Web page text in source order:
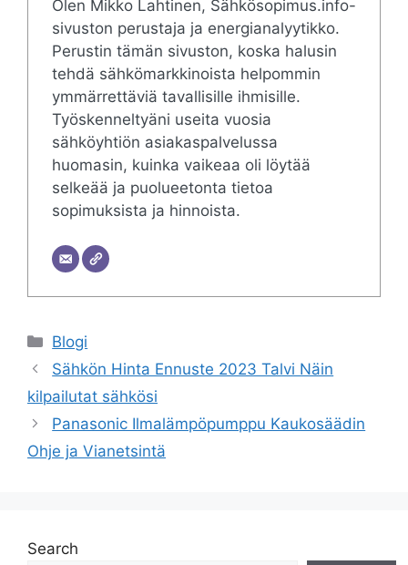
Olen Mikko Lahtinen, Sähkösopimus.info-
sivuston perustaja ja energianalyytikko.
Perustin tämän sivuston, koska halusin
tehdä sähkömarkkinoista helpommin
ymmärrettäviä tavallisille ihmisille.
Työskenneltyäni useita vuosia
sähköyhtiön asiakaspalvelussa
huomasin, kuinka vaikeaa oli löytää
selkeää ja puolueetonta tietoa
sopimuksista ja hinnoista.
Categories
Blogi
Sähkön Hinta Ennuste 2023 Talvi Näin
kilpailutat sähkösi
Panasonic Ilmalämpöpumppu Kaukosäädin
Ohje ja Vianetsintä
Search